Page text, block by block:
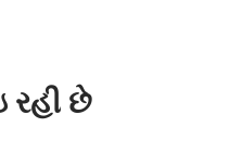
રહી છે